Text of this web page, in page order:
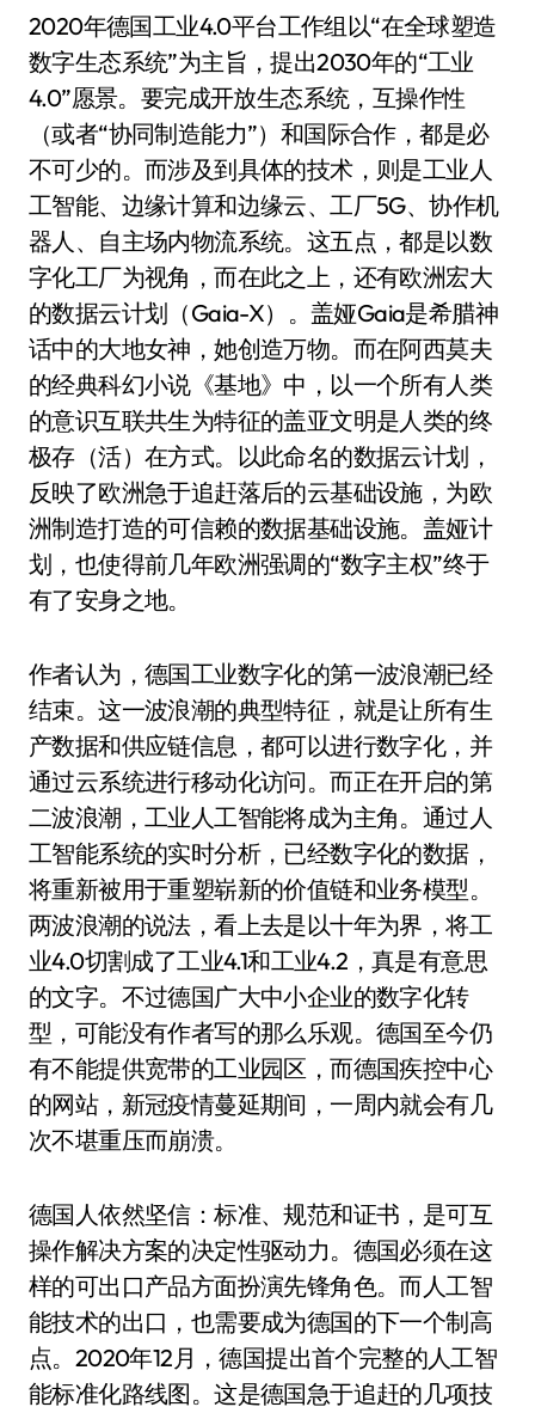
2020年德国工业4.0平台工作组以“在全球塑造
数字生态系统”为主旨，提出2030年的“工业
4.0”愿景。要完成开放生态系统，互操作性
（或者“协同制造能力”）和国际合作，都是必
不可少的。而涉及到具体的技术，则是工业人
工智能、边缘计算和边缘云、工厂5G、协作机
器人、自主场内物流系统。这五点，都是以数
字化工厂为视角，而在此之上，还有欧洲宏大
的数据云计划（Gaia-X）。盖娅Gaia是希腊神
话中的大地女神，她创造万物。而在阿西莫夫
的经典科幻小说《基地》中，以一个所有人类
的意识互联共生为特征的盖亚文明是人类的终
极存（活）在方式。以此命名的数据云计划，
反映了欧洲急于追赶落后的云基础设施，为欧
洲制造打造的可信赖的数据基础设施。盖娅计
划，也使得前几年欧洲强调的“数字主权”终于
有了安身之地。
作者认为，德国工业数字化的第一波浪潮已经
结束。这一波浪潮的典型特征，就是让所有生
产数据和供应链信息，都可以进行数字化，并
通过云系统进行移动化访问。而正在开启的第
二波浪潮，工业人工智能将成为主角。通过人
工智能系统的实时分析，已经数字化的数据，
将重新被用于重塑崭新的价值链和业务模型。
两波浪潮的说法，看上去是以十年为界，将工
业4.0切割成了工业4.1和工业4.2，真是有意思
的文字。不过德国广大中小企业的数字化转
型，可能没有作者写的那么乐观。德国至今仍
有不能提供宽带的工业园区，而德国疾控中心
的网站，新冠疫情蔓延期间，一周内就会有几
次不堪重压而崩溃。
德国人依然坚信：标准、规范和证书，是可互
操作解决方案的决定性驱动力。德国必须在这
样的可出口产品方面扮演先锋角色。而人工智
能技术的出口，也需要成为德国的下一个制高
点。2020年12月，德国提出首个完整的人工智
能标准化路线图。这是德国急于追赶的几项技